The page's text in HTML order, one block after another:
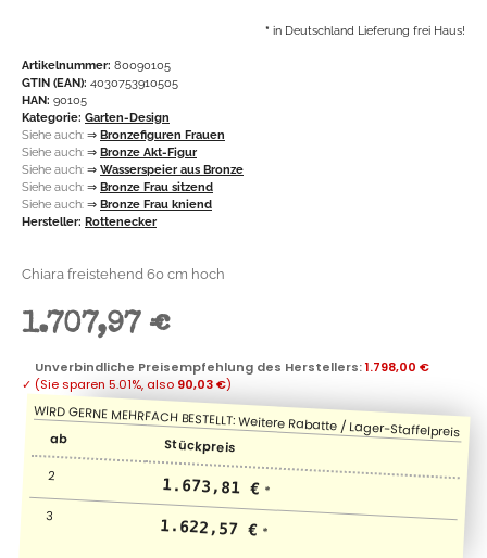
* in Deutschland Lieferung frei Haus!
Artikelnummer: 80090105
GTIN (EAN): 4030753910505
HAN: 90105
Kategorie: Garten-Design
Siehe auch: ⇒ Bronzefiguren Frauen
Siehe auch: ⇒ Bronze Akt-Figur
Siehe auch: ⇒ Wasserspeier aus Bronze
Siehe auch: ⇒ Bronze Frau sitzend
Siehe auch: ⇒ Bronze Frau kniend
Hersteller: Rottenecker
Chiara freistehend 60 cm hoch
1.707,97 €
Unverbindliche Preisempfehlung des Herstellers:1.798,00 €
✓ (Sie sparen 5.01%, also 90,03 €)
ab Stückpreis
2 1.673,81 € *
3 1.622,57 € *